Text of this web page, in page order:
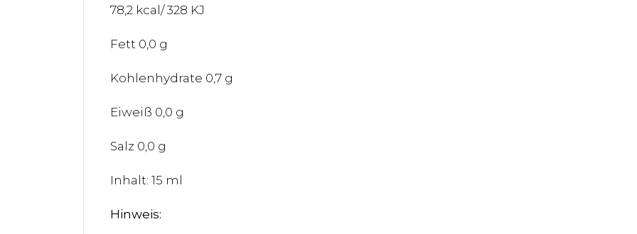
78,2 kcal/ 328 KJ
Fett 0,0 g
Kohlenhydrate 0,7 g
Eiweiß 0,0 g
Salz 0,0 g
Inhalt: 15 ml
Hinweis: